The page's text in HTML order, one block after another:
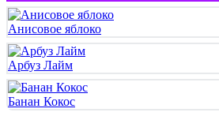
Анисовое яблоко
Арбуз Лайм
Банан Кокос